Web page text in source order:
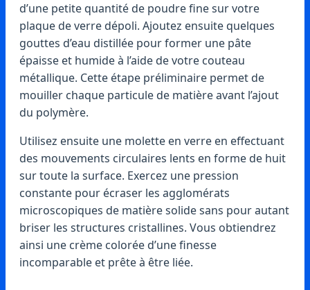
d’une petite quantité de poudre fine sur votre
plaque de verre dépoli. Ajoutez ensuite quelques
gouttes d’eau distillée pour former une pâte
épaisse et humide à l’aide de votre couteau
métallique. Cette étape préliminaire permet de
mouiller chaque particule de matière avant l’ajout
du polymère.
Utilisez ensuite une molette en verre en effectuant
des mouvements circulaires lents en forme de huit
sur toute la surface. Exercez une pression
constante pour écraser les agglomérats
microscopiques de matière solide sans pour autant
briser les structures cristallines. Vous obtiendrez
ainsi une crème colorée d’une finesse
incomparable et prête à être liée.